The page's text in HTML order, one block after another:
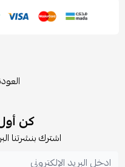
العودة إلى
كن أول
اشترك بنشرتنا